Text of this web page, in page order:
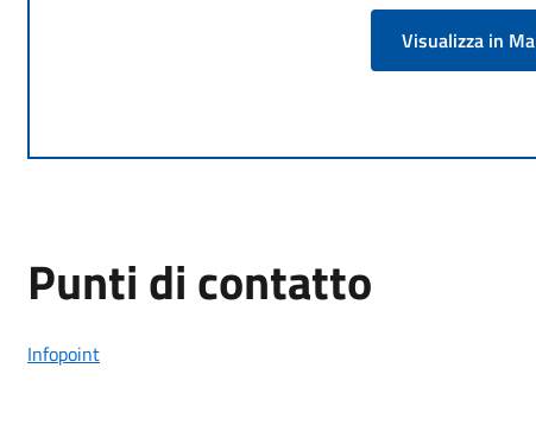
Visualizza in
Punti di contatto
Infopoint